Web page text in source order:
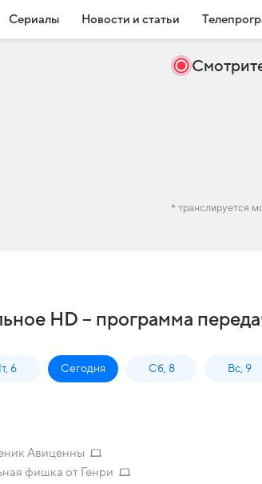
Сериалы Новости и статьи
* транслируется
HD – программа
6 Сегодня Сб, 8 Вс, 9
Авиценны
фишка от Генри